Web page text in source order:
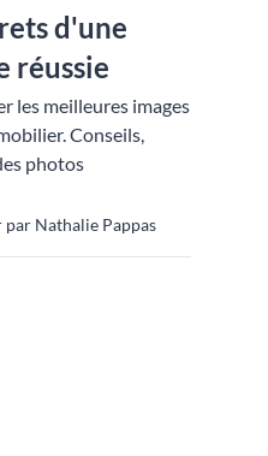
d'une
réussie
les meilleures images
Conseils,
photos
Nathalie Pappas